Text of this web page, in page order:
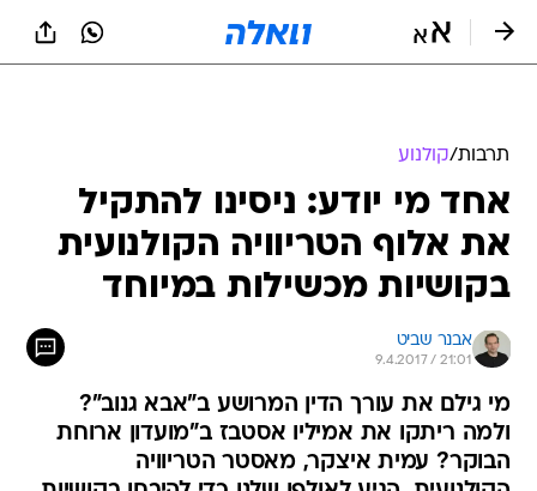
תרבות/קולנוע
אחד מי יודע: ניסינו להתקיל
את אלוף הטריוויה הקולנועית
בקושיות מכשילות במיוחד
אבנר שביט
9.4.2017 / 21:01
מי גילם את עורך הדין המרושע ב"אבא גנוב"?
ולמה ריתקו את אמיליו אסטבז ב"מועדון ארוחת
הבוקר? עמית איצקר, מאסטר הטריוויה